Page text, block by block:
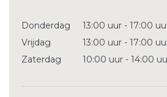
Donderdag
13:00 uur - 17:00
Vrijdag
13:00 uur - 17:00
Zaterdag
10:00 uur - 14:00